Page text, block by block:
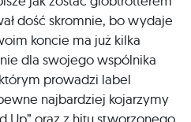
dość skromnie, bo wydaje
koncie ma już kilka
dla swojego wspólnika
prowadzi label
najbardziej kojarzymy